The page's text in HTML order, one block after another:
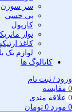
سر سوزن
بی حسی
کارپول
نوار
کاغذ
لوازم یک
کاتالوگ ها
ورود / ثبت نام
0 مقايسه
0 علاقه مندی
0 مورد 0 تومان